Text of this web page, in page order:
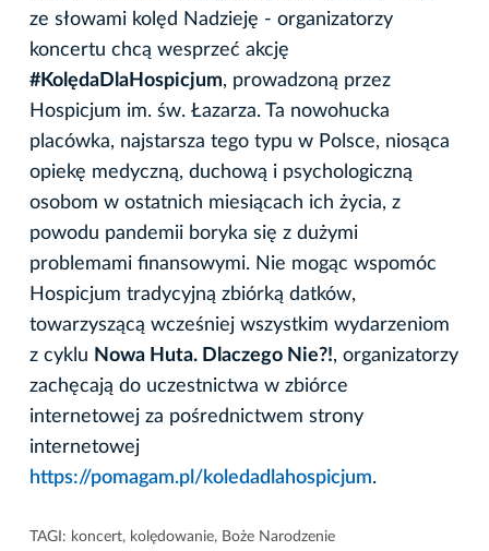
ze słowami kolęd Nadzieję - organizatorzy
koncertu chcą wesprzeć akcję
#KolędaDlaHospicjum, prowadzoną przez
Hospicjum im. św. Łazarza. Ta nowohucka
placówka, najstarsza tego typu w Polsce, niosąca
opiekę medyczną, duchową i psychologiczną
osobom w ostatnich miesiącach ich życia, z
powodu pandemii boryka się z dużymi
problemami finansowymi. Nie mogąc wspomóc
Hospicjum tradycyjną zbiórką datków,
towarzyszącą wcześniej wszystkim wydarzeniom
z cyklu Nowa Huta. Dlaczego Nie?!, organizatorzy
zachęcają do uczestnictwa w zbiórce
internetowej za pośrednictwem strony
internetowej
https://pomagam.pl/koledadlahospicjum.
TAGI: koncert, kolędowanie, Boże Narodzenie